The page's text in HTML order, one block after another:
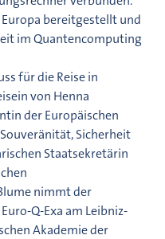
bereitgestellt und
im Quantencomputing
für die Reise in
von Henna
der Europäischen
Sicherheit
Staatsekretärin
nimmt der
Q-Exa am Leibniz-
Akademie der